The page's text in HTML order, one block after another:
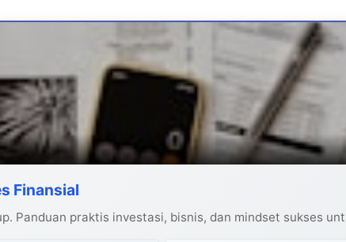
Finansial
Panduan praktis investasi, bisnis, dan mindset sukses